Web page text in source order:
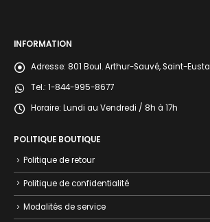
INFORMATION
Adresse: 801 Boul. Arthur-Sauvé, Saint-
Tel.: 1-844-995-8677
Horaire: Lundi au Vendredi / 8h à 17h
POLITIQUE BOUTIQUE
Politique de retour
Politique de confidentialité
Modalités de service